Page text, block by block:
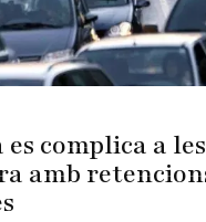
complica a
amb